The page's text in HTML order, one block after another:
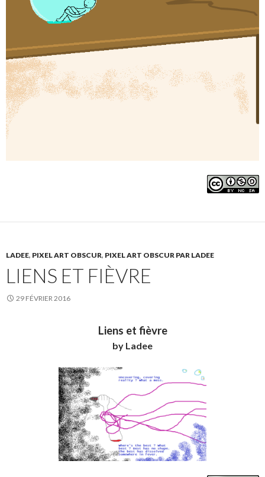
LADEE, PIXEL ART OBSCUR, PIXEL ART OBSCUR PAR LADEE
LIENS ET FIÈVRE
29 FÉVRIER 2016
Liens et fièvre
by Ladee